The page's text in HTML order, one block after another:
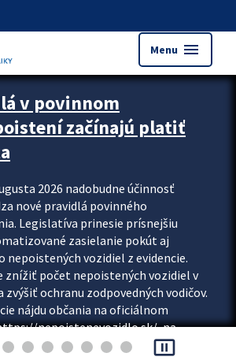
Menu menu
upútavok
v povinnom
začínajú platiť
2026 nadobudne účinnosť
nové pravidlá povinného
Legislatíva prinesie prísnejšiu
zasielanie pokút aj
nepoistených vozidiel z evidencie.
znížiť počet nepoistených vozidiel v
zvýšiť ochranu zodpovedných vodičov.
nájdu občania na oficiálnom
nepoistenevozidlo.sk/, na
pribudne aj možnosť overiť si...
pause_presentation